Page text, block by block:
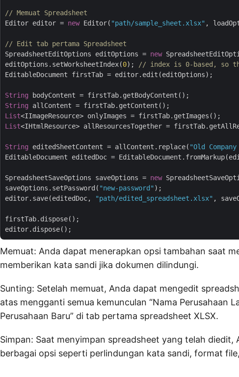
// Memuat Spreadsheet
Editor editor = new Editor( "path/sample_sheet.xlsx" ,
// Edit tab pertama Spreadsheet
SpreadsheetEditOptions editOptions = new
editOptions.setWorksheetIndex(0);
// index is 0-based, so
EditableDocument firstTab = editor.edit(editOptions);
String
String
List
List<IHtmlResource> allResourcesTogether =
String editedSheetContent = allContent.replace( "Old Company
EditableDocument editedDoc =
SpreadsheetSaveOptions saveOptions = new
saveOptions.setPassword( "new-password" );
editor.save(editedDoc,
"path/edited_spreadsheet.xlsx" ,
firstTab.dispose();
Memuat: Anda dapat menerapkan opsi tambahan saat
memberikan kata sandi jika dokumen dilindungi.
Sunting: Setelah memuat, Anda dapat mengedit
atas mengganti semua kemunculan “Nama Perusahaan
Perusahaan Baru” di tab pertama spreadsheet XLSX.
Simpan: Saat menyimpan spreadsheet yang telah diedit,
berbagai opsi seperti perlindungan kata sandi, format